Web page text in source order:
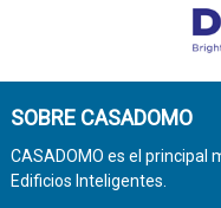
SOBRE CASADOMO
CASADOMO es el principal
Edificios Inteligentes.